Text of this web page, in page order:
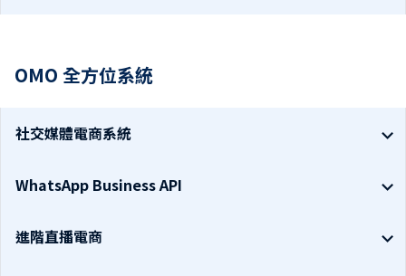
OMO 全方位系統
社交媒體電商系統
WhatsApp Business API
進階直播電商